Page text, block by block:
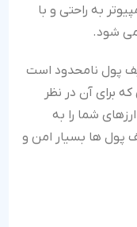
به راحتی و با
پول نامحدود است
برای آن در نظر
شما را به
پول ها بسیار امن و